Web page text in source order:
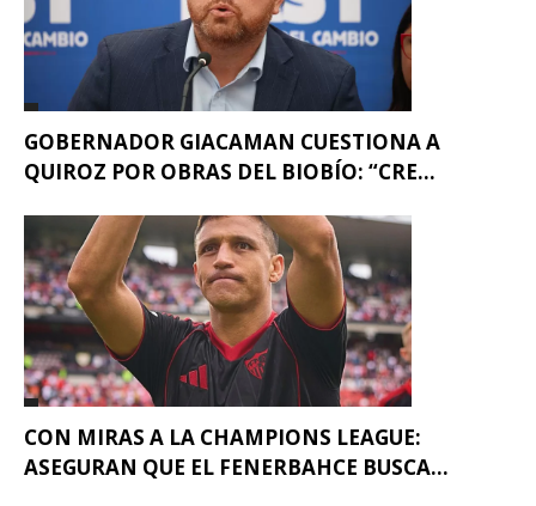
GOBERNADOR GIACAMAN CUESTIONA A
QUIROZ POR OBRAS DEL BIOBÍO: “CRE...
CON MIRAS A LA CHAMPIONS LEAGUE:
ASEGURAN QUE EL FENERBAHCE BUSCA...